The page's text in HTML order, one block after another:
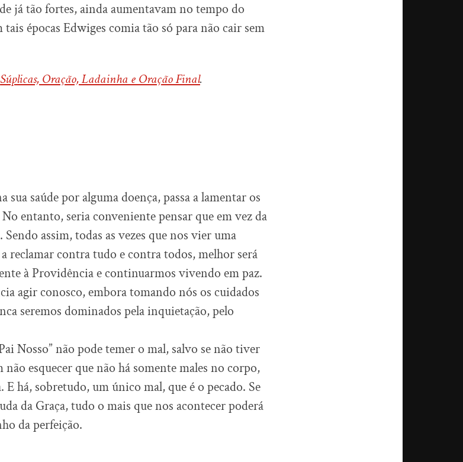
já tão fortes, ainda aumentavam no tempo do
épocas Edwiges comia tão só para não cair sem
Súplicas, Oração, Ladainha e Oração Final.
saúde por alguma doença, passa a lamentar os
entanto, seria conveniente pensar que em vez da
assim, todas as vezes que nos vier uma
reclamar contra tudo e contra todos, melhor será
à Providência e continuarmos vivendo em paz.
agir conosco, embora tomando nós os cuidados
seremos dominados pela inquietação, pelo
Nosso” não pode temer o mal, salvo se não tiver
esquecer que não há somente males no corpo,
E há, sobretudo, um único mal, que é o pecado. Se
da Graça, tudo o mais que nos acontecer poderá
da perfeição.